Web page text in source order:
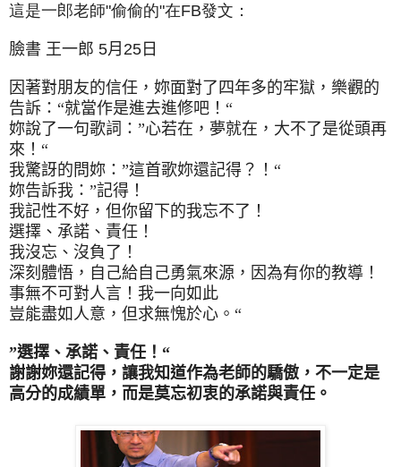
這是一郎老師"偷偷的"在FB發文：
臉書 王一郎 5月 25 日
因著對朋友的信任，妳面對了四年多的牢獄，樂觀的
告訴：“就當作是進去進修吧！“
妳說了一句歌詞：”心若在，夢就在，大不了是從頭再
來！“
我驚訝的問妳：”這首歌妳還記得？！“
妳告訴我：”記得！
我記性不好，但你留下的我忘不了！
選擇、承諾、責任！
我沒忘、沒負了！
深刻體悟，自己給自己勇氣來源，因為有你的教導！
事無不可對人言！我一向如此
豈能盡如人意，但求無愧於心。“
”選擇、承諾、責任！“
謝謝妳還記得，讓我知道作為老師的驕傲，不一定是
高分的成績單，而是莫忘初衷的承諾與責任。